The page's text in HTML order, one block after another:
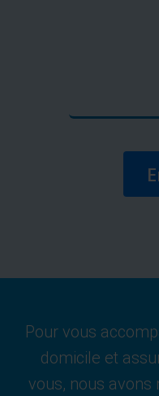
Pour vous
domicile et
vous, nous avons